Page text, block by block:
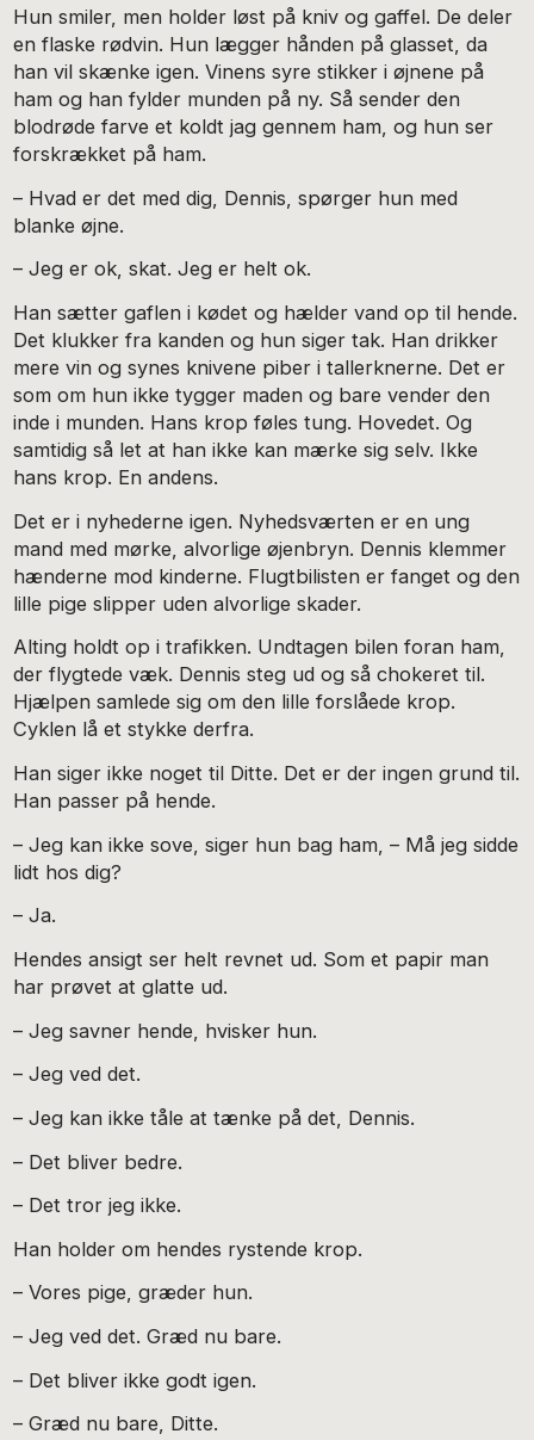
Hun smiler, men holder løst på kniv og gaffel. De deler
en flaske rødvin. Hun lægger hånden på glasset, da
han vil skænke igen. Vinens syre stikker i øjnene på
ham og han fylder munden på ny. Så sender den
blodrøde farve et koldt jag gennem ham, og hun ser
forskrækket på ham.
– Hvad er det med dig, Dennis, spørger hun med
blanke øjne.
– Jeg er ok, skat. Jeg er helt ok.
Han sætter gaflen i kødet og hælder vand op til hende.
Det klukker fra kanden og hun siger tak. Han drikker
mere vin og synes knivene piber i tallerknerne. Det er
som om hun ikke tygger maden og bare vender den
inde i munden. Hans krop føles tung. Hovedet. Og
samtidig så let at han ikke kan mærke sig selv. Ikke
hans krop. En andens.
Det er i nyhederne igen. Nyhedsværten er en ung
mand med mørke, alvorlige øjenbryn. Dennis klemmer
hænderne mod kinderne. Flugtbilisten er fanget og den
lille pige slipper uden alvorlige skader.
Alting holdt op i trafikken. Undtagen bilen foran ham,
der flygtede væk. Dennis steg ud og så chokeret til.
Hjælpen samlede sig om den lille forslåede krop.
Cyklen lå et stykke derfra.
Han siger ikke noget til Ditte. Det er der ingen grund til.
Han passer på hende.
– Jeg kan ikke sove, siger hun bag ham, – Må jeg sidde
lidt hos dig?
– Ja.
Hendes ansigt ser helt revnet ud. Som et papir man
har prøvet at glatte ud.
– Jeg savner hende, hvisker hun.
– Jeg ved det.
– Jeg kan ikke tåle at tænke på det, Dennis.
– Det bliver bedre.
– Det tror jeg ikke.
Han holder om hendes rystende krop.
– Vores pige, græder hun.
– Jeg ved det. Græd nu bare.
– Det bliver ikke godt igen.
– Græd nu bare, Ditte.